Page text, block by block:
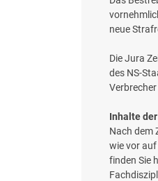
neue
Die Jura
des NS-
Inhalte
Nach dem
wie vor
finden Sie